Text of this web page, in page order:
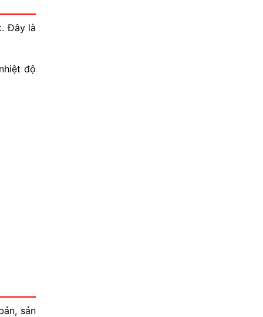
Đây là
độ
sản